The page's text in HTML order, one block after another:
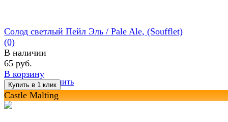
избранное сравнить
Солод светлый Пейл Эль / Pale Ale, (Soufflet)
(0)
В наличии
65 руб.
В корзину
Castle Malting